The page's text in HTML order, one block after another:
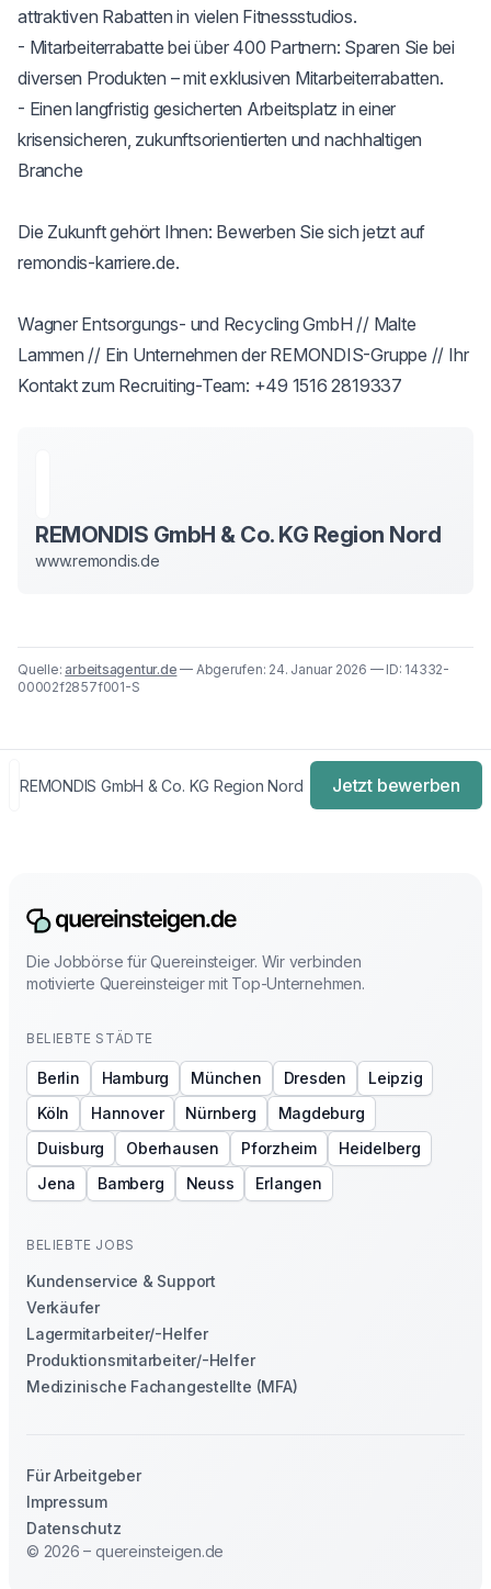
attraktiven Rabatten in vielen Fitnessstudios.
- Mitarbeiterrabatte bei über 400 Partnern: Sparen Sie bei
diversen Produkten – mit exklusiven Mitarbeiterrabatten.
- Einen langfristig gesicherten Arbeitsplatz in einer
krisensicheren, zukunftsorientierten und nachhaltigen
Branche
Die Zukunft gehört Ihnen: Bewerben Sie sich jetzt auf
remondis-karriere.de.
Wagner Entsorgungs- und Recycling GmbH // Malte
Lammen // Ein Unternehmen der REMONDIS-Gruppe // Ihr
Kontakt zum Recruiting-Team: +49 1516 2819337
REMONDIS GmbH & Co. KG Region Nord
www.remondis.de
Quelle:arbeitsagentur.de — Abgerufen: 24. Januar 2026 — ID: 14332-
00002f2857f001-S
REMONDIS GmbH & Co. KG Region Nord Jetzt bewerben
Die Jobbörse für Quereinsteiger. Wir verbinden
motivierte Quereinsteiger mit Top-Unternehmen.
BELIEBTE STÄDTE
Berlin Hamburg München Dresden
Leipzig
Köln
Hannover Nürnberg
Magdeburg
Duisburg
Oberhausen Pforzheim
Heidelberg
Jena
Bamberg Neuss Erlangen
BELIEBTE JOBS
Kundenservice & Support
Verkäufer
Lagermitarbeiter/-Helfer
Produktionsmitarbeiter/-Helfer
Medizinische Fachangestellte (MFA)
© 2026 – quereinsteigen.de
Für Arbeitgeber
Impressum
Datenschutz